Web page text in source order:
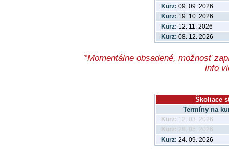
Kurz: 09. 09. 2026
Kurz: 19. 10. 2026
Kurz: 12. 11. 2026
Kurz: 08. 12. 2026
*Momentálne obsadené, možnosť
info
Školiace
Termíny na
Kurz: 12. 03. 2026
Kurz: 28. 05. 2026
Kurz: 24. 09. 2026